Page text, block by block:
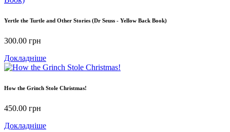
Yertle the Turtle and Other Stories (Dr Seuss - Yellow Back Book)
300.00 грн
Докладніше
How the Grinch Stole Christmas!
450.00 грн
Докладніше